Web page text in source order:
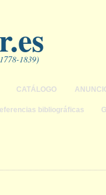
1839)
CATÁLOGO
bibliográficas